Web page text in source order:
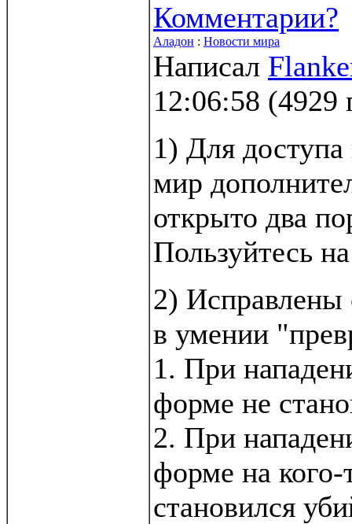
Комментарии?
Аладон : Новости мира
Написал
12:06:58 (4929
1) Для
мир
открыто два
Пользуйтесь
2)
в умении
1. При
форме не
2. При
форме на кого-
становился